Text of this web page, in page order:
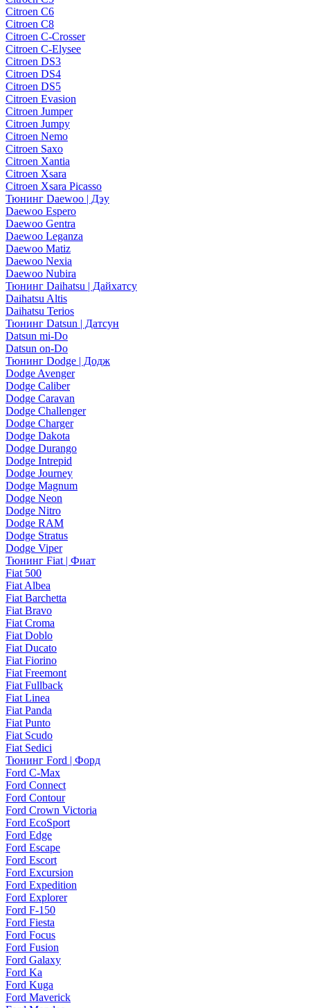
Citroen C6
Citroen C8
Citroen C-Crosser
Citroen C-Elysee
Citroen DS3
Citroen DS4
Citroen DS5
Citroen Evasion
Citroen Jumper
Citroen Jumpy
Citroen Nemo
Citroen Saxo
Citroen Xantia
Citroen Xsara
Citroen Xsara Picasso
Тюнинг Daewoo | Дэу
Daewoo Espero
Daewoo Gentra
Daewoo Leganza
Daewoo Matiz
Daewoo Nexia
Daewoo Nubira
Тюнинг Daihatsu | Дайхатсу
Daihatsu Altis
Daihatsu Terios
Тюнинг Datsun | Датсун
Datsun mi-Do
Datsun on-Do
Тюнинг Dodge | Додж
Dodge Avenger
Dodge Caliber
Dodge Caravan
Dodge Challenger
Dodge Charger
Dodge Dakota
Dodge Durango
Dodge Intrepid
Dodge Journey
Dodge Magnum
Dodge Neon
Dodge Nitro
Dodge RAM
Dodge Stratus
Dodge Viper
Тюнинг Fiat | Фиат
Fiat 500
Fiat Albea
Fiat Barchetta
Fiat Bravo
Fiat Croma
Fiat Doblo
Fiat Ducato
Fiat Fiorino
Fiat Freemont
Fiat Fullback
Fiat Linea
Fiat Panda
Fiat Punto
Fiat Scudo
Fiat Sedici
Тюнинг Ford | Форд
Ford C-Max
Ford Connect
Ford Contour
Ford Crown Victoria
Ford EcoSport
Ford Edge
Ford Escape
Ford Escort
Ford Excursion
Ford Expedition
Ford Explorer
Ford F-150
Ford Fiesta
Ford Focus
Ford Fusion
Ford Galaxy
Ford Ka
Ford Kuga
Ford Maverick